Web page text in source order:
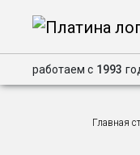
работаем с 1993
Главная